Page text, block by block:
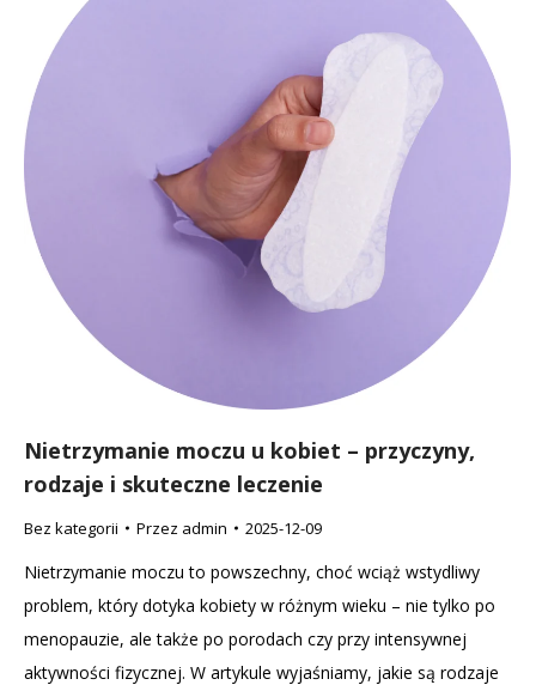
Nietrzymanie moczu u kobiet – przyczyny,
rodzaje i skuteczne leczenie
Bez kategorii Przez admin 2025-12-09
Nietrzymanie moczu to powszechny, choć wciąż wstydliwy
problem, który dotyka kobiety w różnym wieku – nie tylko po
menopauzie, ale także po porodach czy przy intensywnej
aktywności fizycznej. W artykule wyjaśniamy, jakie są rodzaje